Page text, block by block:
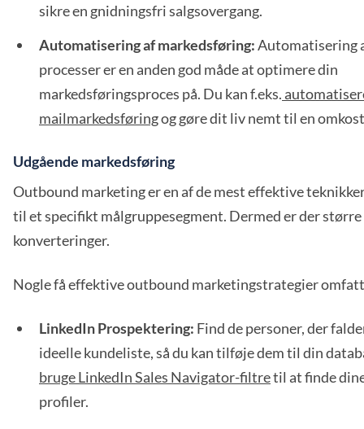
sikre en gnidningsfri salgsovergang.
Automatisering af markedsføring:Automatisering
processer er en anden god måde at optimere din
markedsføringsproces på. Du kan f.eks.
mailmarkedsføringog gøre dit liv nemt til en
Udgående markedsføring
Outbound marketing er en af de mest effektive
til et specifikt målgruppesegment. Dermed er der
konverteringer.
Nogle få effektive outbound marketingstrategier
LinkedIn Prospektering: Find de personer, der
ideelle kundeliste, så du kan tilføje dem til din
bruge LinkedIn Sales Navigator-filtretil at finde
profiler.